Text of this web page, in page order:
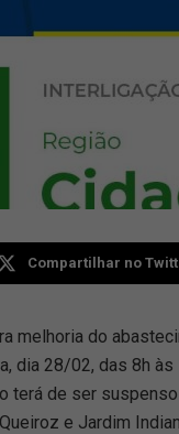
Compartilhar no
melhoria do
dia 28/02, das 8h
de ser
e Jardim